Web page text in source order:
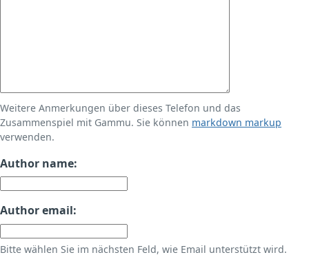
Weitere Anmerkungen über dieses Telefon und das
Zusammenspiel mit Gammu. Sie können markdown markup
verwenden.
Author name:
Author email:
Bitte wählen Sie im nächsten Feld, wie Email unterstützt wird.